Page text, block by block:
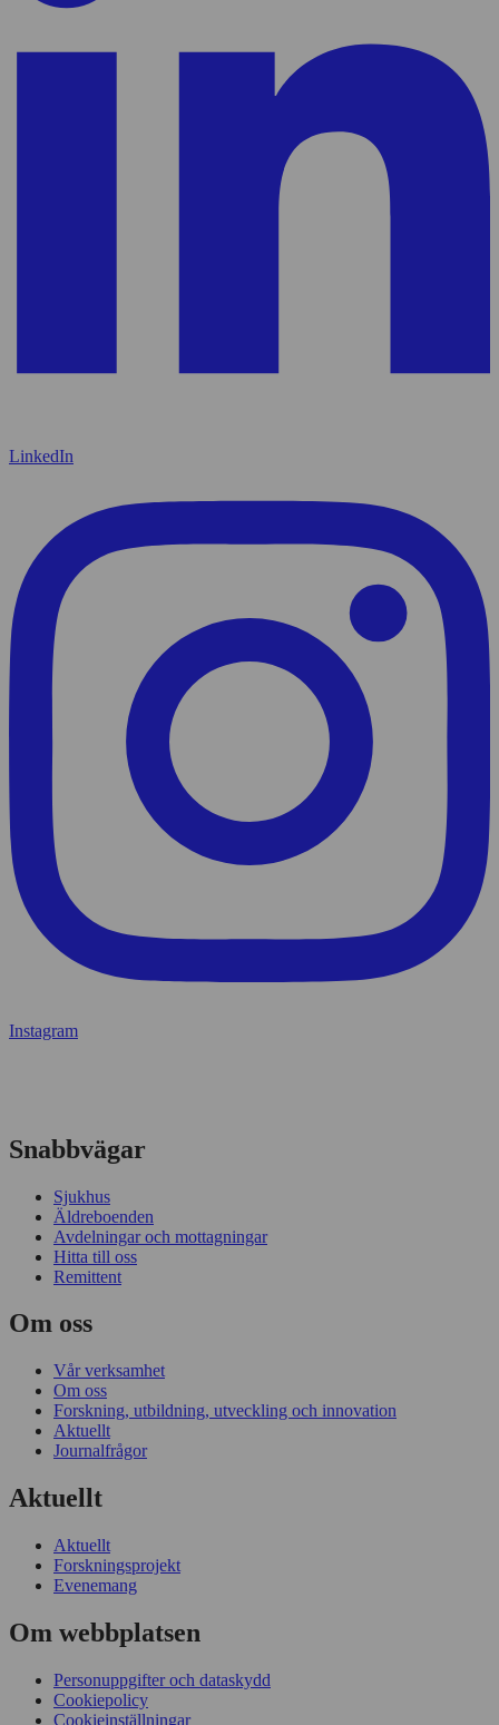
LinkedIn
Instagram
Snabbvägar
Sjukhus
Äldreboenden
Avdelningar och mottagningar
Hitta till oss
Remittent
Om oss
Vår verksamhet
Om oss
Forskning, utbildning, utveckling och innovation
Aktuellt
Journalfrågor
Aktuellt
Aktuellt
Forskningsprojekt
Evenemang
Om webbplatsen
Personuppgifter och dataskydd
Cookiepolicy
Cookieinställningar